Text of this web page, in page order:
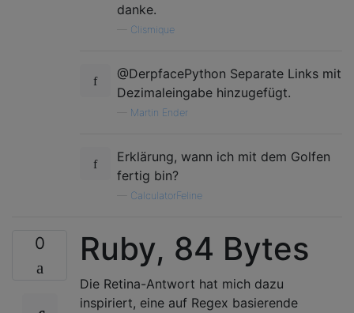
danke.
Clismique
@DerpfacePython Separate Links mit
Dezimaleingabe hinzugefügt.
Martin Ender
Erklärung, wann ich mit dem Golfen
fertig bin?
CalculatorFeline
0 Ruby, 84 Bytes
Die Retina-Antwort hat mich dazu
inspiriert, eine auf Regex basierende